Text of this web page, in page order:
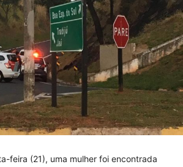
feira (21), uma mulher foi encontrada